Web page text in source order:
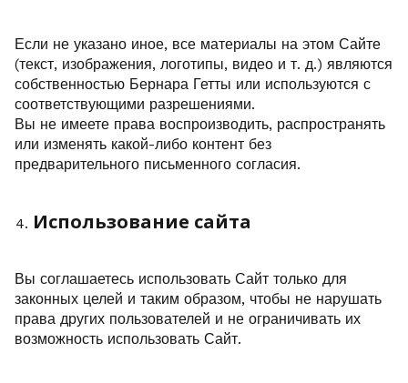
Если не указано иное, все материалы на этом Сайте
(текст, изображения, логотипы, видео и т. д.) являются
собственностью Бернара Гетты или используются с
соответствующими разрешениями.
Вы не имеете права воспроизводить, распространять
или изменять какой-либо контент без
предварительного письменного согласия.
Использование сайта
Вы соглашаетесь использовать Сайт только для
законных целей и таким образом, чтобы не нарушать
права других пользователей и не ограничивать их
возможность использовать Сайт.